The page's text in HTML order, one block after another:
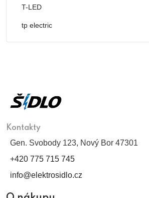
T-LED
tp electric
Kontakty
Gen. Svobody 123, Nový Bor 47301
+420 775 715 745
info@elektrosidlo.cz